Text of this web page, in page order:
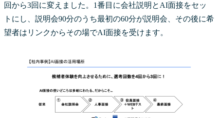
回から3回に変えました。1番目に会社説明とAI面接をセッ
トにし、説明会90分のうち最初の60分が説明会、その後に希
望者はリンクからその場でAI面接を受けます。